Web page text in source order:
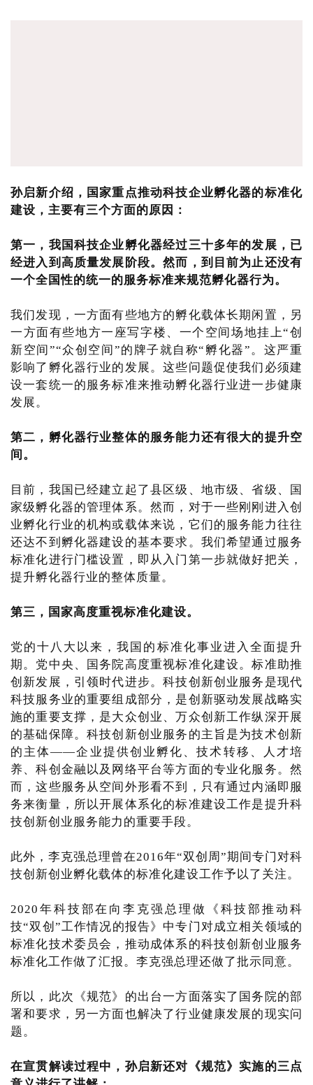
孙启新介绍，国家重点推动科技企业孵化器的标准化
建设，主要有三个方面的原因：
第一，我国科技企业孵化器经过三十多年的发展，已
经进入到高质量发展阶段。然而，到目前为止还没有
一个全国性的统一的服务标准来规范孵化器行为。
我们发现，一方面有些地方的孵化载体长期闲置，另
一方面有些地方一座写字楼、一个空间场地挂上“创
新空间”“众创空间”的牌子就自称“孵化器”。这严重
影响了孵化器行业的发展。这些问题促使我们必须建
设一套统一的服务标准来推动孵化器行业进一步健康
发展。
第二，孵化器行业整体的服务能力还有很大的提升空
间。
目前，我国已经建立起了县区级、地市级、省级、国
家级孵化器的管理体系。然而，对于一些刚刚进入创
业孵化行业的机构或载体来说，它们的服务能力往往
还达不到孵化器建设的基本要求。我们希望通过服务
标准化进行门槛设置，即从入门第一步就做好把关，
提升孵化器行业的整体质量。
第三，国家高度重视标准化建设。
党的十八大以来，我国的标准化事业进入全面提升
期。党中央、国务院高度重视标准化建设。标准助推
创新发展，引领时代进步。科技创新创业服务是现代
科技服务业的重要组成部分，是创新驱动发展战略实
施的重要支撑，是大众创业、万众创新工作纵深开展
的基础保障。科技创新创业服务的主旨是为技术创新
的主体——企业提供创业孵化、技术转移、人才培
养、科创金融以及网络平台等方面的专业化服务。然
而，这些服务从空间外形看不到，只有通过内涵即服
务来衡量，所以开展体系化的标准建设工作是提升科
技创新创业服务能力的重要手段。
此外，李克强总理曾在2016年“双创周”期间专门对科
技创新创业孵化载体的标准化建设工作予以了关注。
2020年科技部在向李克强总理做《科技部推动科
技“双创”工作情况的报告》中专门对成立相关领域的
标准化技术委员会，推动成体系的科技创新创业服务
标准化工作做了汇报。李克强总理还做了批示同意。
所以，此次《规范》的出台一方面落实了国务院的部
署和要求，另一方面也解决了行业健康发展的现实问
题。
在宣贯解读过程中，孙启新还对《规范》实施的三点